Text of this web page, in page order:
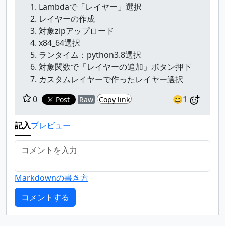
Lambdaで「レイヤー」選択
レイヤーの作成
対象zipアップロード
x84_64選択
ランタイム：python3.8選択
対象関数で「レイヤーの追加」ボタン押下
カスタムレイヤーで作ったレイヤー選択
0
Post Raw Copy link 😄1
記入プレビュー
Markdownの書き方